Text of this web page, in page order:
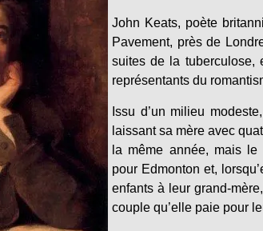
John Keats, poète
Pavement, près de
suites de la tuberculose,
représentants du
Issu d’un milieu
laissant sa mère avec
la même année, mais
pour Edmonton et,
enfants à leur grand-
couple qu’elle paie pour